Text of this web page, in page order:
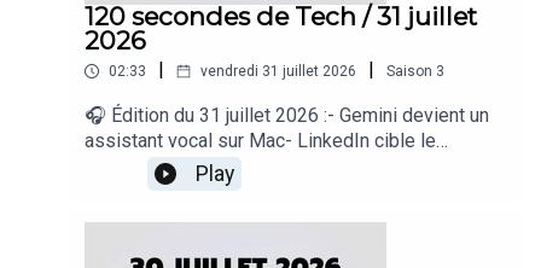
120 secondes de Tech / 31 juillet
2026
02:33 vendredi 31 juillet 2026 Saison 3
🎧 Édition du 31 juillet 2026 :- Gemini devient un
assistant vocal sur Mac- LinkedIn cible le
contenu IA médiocre- Google Earth accueille
Nano Banana- Waymo ajoute Gemini à ses
robotaxis- Microsoft prépare une super
Play